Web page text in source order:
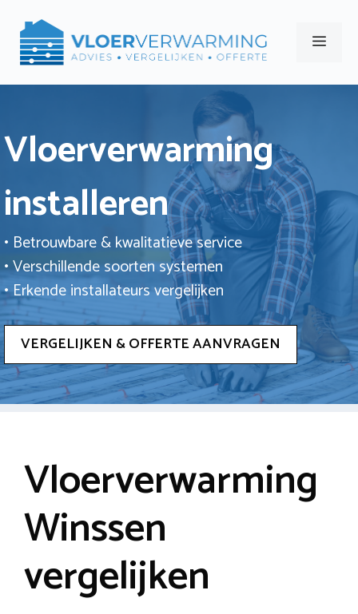
naar
Menu
Vloerverwarming
installeren
• Betrouwbare & kwalitatieve service
• Verschillende soorten systemen
• Erkende installateurs vergelijken
VERGELIJKEN & OFFERTE AANVRAGEN
Vloerverwarming
Winssen
vergelijken